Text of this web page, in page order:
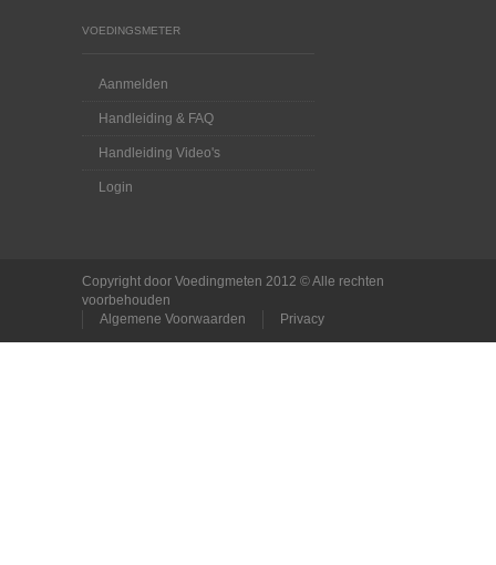
VOEDINGSMETER
Aanmelden
Handleiding & FAQ
Handleiding Video's
Login
Copyright door Voedingmeten 2012 © Alle rechten
voorbehouden
Algemene Voorwaarden
Privacy